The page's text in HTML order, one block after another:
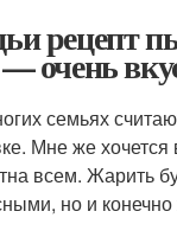
очень
семьях
Мне же хочется
всем. Жарить
но и